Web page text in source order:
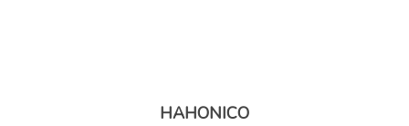
HAHONICO